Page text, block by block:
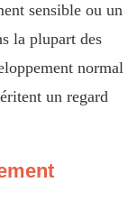
sensible ou un
la plupart des
normal
un regard